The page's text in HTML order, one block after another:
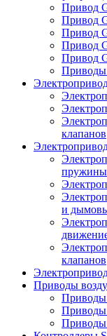
Привод
Привод
Привод
Привод
Привод
Приводы
клапанов
пружины
и
клапанов
Приводы
Приводы
Приводы
Приводы